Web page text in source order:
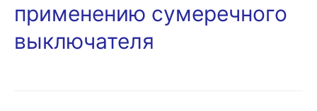
применению сумеречного
выключателя